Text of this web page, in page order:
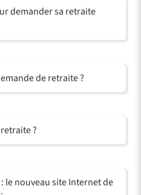
demander sa retraite
de retraite ?
?
nouveau site Internet de